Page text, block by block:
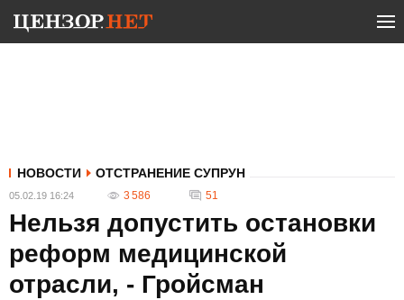
НОВОСТИ ОТСТРАНЕНИЕ СУПРУН
05.02.19 16:24 3 586 51
Нельзя допустить остановки
реформ медицинской
отрасли, - Гройсман